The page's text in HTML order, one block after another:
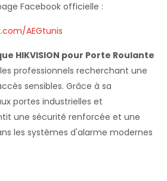
Facebook officielle :
AEGtunis
HIKVISION pour Porte Roulante
professionnels recherchant une
sensibles. Grâce à sa
portes industrielles et
une sécurité renforcée et une
les systèmes d'alarme modernes